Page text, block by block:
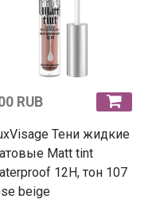
RUB
Тени жидкие
Matt tint
12H, тон 107
beige